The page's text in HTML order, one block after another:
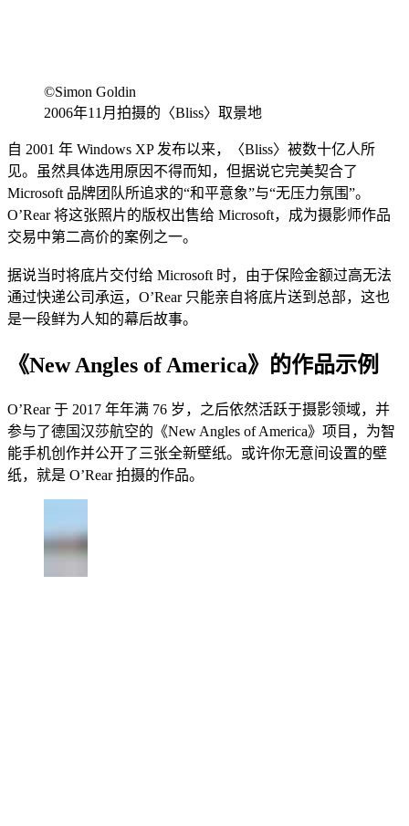
©Simon Goldin
2006年11月拍摄的〈Bliss〉取景地
自 2001 年 Windows XP 发布以来，〈Bliss〉被数十亿人所
见。虽然具体选用原因不得而知，但据说它完美契合了
Microsoft 品牌团队所追求的“和平意象”与“无压力氛围”。
O’Rear 将这张照片的版权出售给 Microsoft，成为摄影师作品
交易中第二高价的案例之一。
据说当时将底片交付给 Microsoft 时，由于保险金额过高无法
通过快递公司承运，O’Rear 只能亲自将底片送到总部，这也
是一段鲜为人知的幕后故事。
《New Angles of America》的作品示例
O’Rear 于 2017 年年满 76 岁，之后依然活跃于摄影领域，并
参与了德国汉莎航空的《New Angles of America》项目，为智
能手机创作并公开了三张全新壁纸。或许你无意间设置的壁
纸，就是 O’Rear 拍摄的作品。